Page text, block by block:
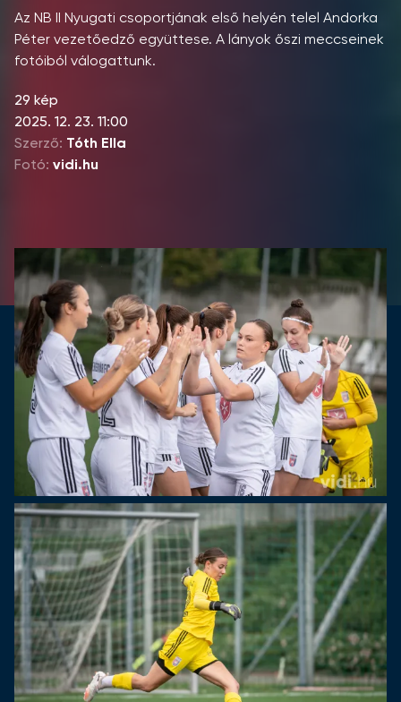
Az NB II Nyugati csoportjának első helyén telel Andorka
Péter vezetőedző együttese. A lányok őszi meccseinek
fotóiból válogattunk.
29 kép
2025. 12. 23. 11:00
Szerző: Tóth Ella
Fotó: vidi.hu